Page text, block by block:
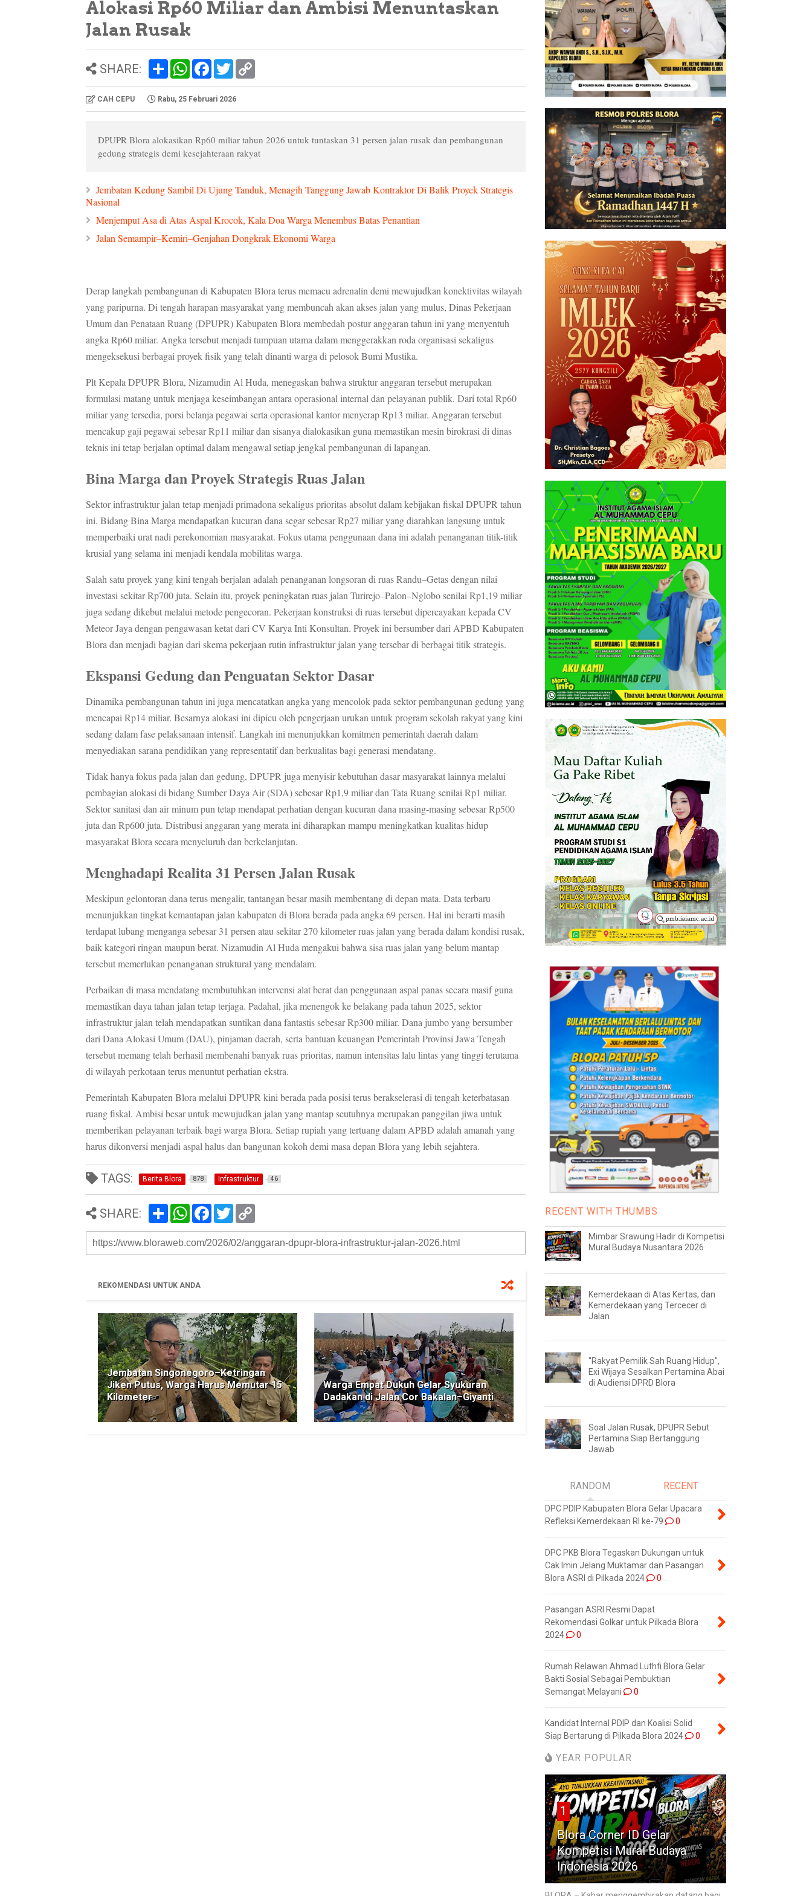
Alokasi Rp60 Miliar dan Ambisi Menuntaskan
Jalan Rusak
SHARE:
e
W
s
A
b
o
t
e
i
CAH CEPU Rabu, 25 Februari 2026
DPUPR Blora alokasikan Rp60 miliar tahun 2026 untuk tuntaskan 31 persen jalan rusak dan pembangunan
gedung strategis demi kesejahteraan rakyat
Jembatan Kedung Sambil Di Ujung Tanduk, Menagih Tanggung Jawab Kontraktor Di Balik Proyek Strategis
Nasional
Menjemput Asa di Atas Aspal Krocok, Kala Doa Warga Menembus Batas Penantian
Jalan Semampir–Kemiri–Genjahan Dongkrak Ekonomi Warga
Derap langkah pembangunan di Kabupaten Blora terus memacu adrenalin demi mewujudkan konektivitas wilayah
yang paripurna. Di tengah harapan masyarakat yang membuncah akan akses jalan yang mulus, Dinas Pekerjaan
Umum dan Penataan Ruang (DPUPR) Kabupaten Blora membedah postur anggaran tahun ini yang menyentuh
angka Rp60 miliar. Angka tersebut menjadi tumpuan utama dalam menggerakkan roda organisasi sekaligus
mengeksekusi berbagai proyek fisik yang telah dinanti warga di pelosok Bumi Mustika.
Plt Kepala DPUPR Blora, Nizamudin Al Huda, menegaskan bahwa struktur anggaran tersebut merupakan
formulasi matang untuk menjaga keseimbangan antara operasional internal dan pelayanan publik. Dari total Rp60
miliar yang tersedia, porsi belanja pegawai serta operasional kantor menyerap Rp13 miliar. Anggaran tersebut
mencakup gaji pegawai sebesar Rp11 miliar dan sisanya dialokasikan guna memastikan mesin birokrasi di dinas
teknis ini tetap berjalan optimal dalam mengawal setiap jengkal pembangunan di lapangan.
Bina Marga dan Proyek Strategis Ruas Jalan
Sektor infrastruktur jalan tetap menjadi primadona sekaligus prioritas absolut dalam kebijakan fiskal DPUPR tahun
ini. Bidang Bina Marga mendapatkan kucuran dana segar sebesar Rp27 miliar yang diarahkan langsung untuk
memperbaiki urat nadi perekonomian masyarakat. Fokus utama penggunaan dana ini adalah penanganan titik-titik
krusial yang selama ini menjadi kendala mobilitas warga.
Salah satu proyek yang kini tengah berjalan adalah penanganan longsoran di ruas Randu–Getas dengan nilai
investasi sekitar Rp700 juta. Selain itu, proyek peningkatan ruas jalan Turirejo–Palon–Nglobo senilai Rp1,19 miliar
juga sedang dikebut melalui metode pengecoran. Pekerjaan konstruksi di ruas tersebut dipercayakan kepada CV
Meteor Jaya dengan pengawasan ketat dari CV Karya Inti Konsultan. Proyek ini bersumber dari APBD Kabupaten
Blora dan menjadi bagian dari skema pekerjaan rutin infrastruktur jalan yang tersebar di berbagai titik strategis.
Ekspansi Gedung dan Penguatan Sektor Dasar
Dinamika pembangunan tahun ini juga mencatatkan angka yang mencolok pada sektor pembangunan gedung yang
mencapai Rp14 miliar. Besarnya alokasi ini dipicu oleh pengerjaan urukan untuk program sekolah rakyat yang kini
sedang dalam fase pelaksanaan intensif. Langkah ini menunjukkan komitmen pemerintah daerah dalam
menyediakan sarana pendidikan yang representatif dan berkualitas bagi generasi mendatang.
Tidak hanya fokus pada jalan dan gedung, DPUPR juga menyisir kebutuhan dasar masyarakat lainnya melalui
pembagian alokasi di bidang Sumber Daya Air (SDA) sebesar Rp1,9 miliar dan Tata Ruang senilai Rp1 miliar.
Sektor sanitasi dan air minum pun tetap mendapat perhatian dengan kucuran dana masing-masing sebesar Rp500
juta dan Rp600 juta. Distribusi anggaran yang merata ini diharapkan mampu meningkatkan kualitas hidup
masyarakat Blora secara menyeluruh dan berkelanjutan.
Menghadapi Realita 31 Persen Jalan Rusak
Meskipun gelontoran dana terus mengalir, tantangan besar masih membentang di depan mata. Data terbaru
menunjukkan tingkat kemantapan jalan kabupaten di Blora berada pada angka 69 persen. Hal ini berarti masih
terdapat lubang menganga sebesar 31 persen atau sekitar 270 kilometer ruas jalan yang berada dalam kondisi rusak,
baik kategori ringan maupun berat. Nizamudin Al Huda mengakui bahwa sisa ruas jalan yang belum mantap
tersebut memerlukan penanganan struktural yang mendalam.
Perbaikan di masa mendatang membutuhkan intervensi alat berat dan penggunaan aspal panas secara masif guna
memastikan daya tahan jalan tetap terjaga. Padahal, jika menengok ke belakang pada tahun 2025, sektor
infrastruktur jalan telah mendapatkan suntikan dana fantastis sebesar Rp300 miliar. Dana jumbo yang bersumber
dari Dana Alokasi Umum (DAU), pinjaman daerah, serta bantuan keuangan Pemerintah Provinsi Jawa Tengah
tersebut memang telah berhasil membenahi banyak ruas prioritas, namun intensitas lalu lintas yang tinggi terutama
di wilayah perkotaan terus menuntut perhatian ekstra.
Pemerintah Kabupaten Blora melalui DPUPR kini berada pada posisi terus berakselerasi di tengah keterbatasan
ruang fiskal. Ambisi besar untuk mewujudkan jalan yang mantap seutuhnya merupakan panggilan jiwa untuk
memberikan pelayanan terbaik bagi warga Blora. Setiap rupiah yang tertuang dalam APBD adalah amanah yang
harus dikonversi menjadi aspal halus dan bangunan kokoh demi masa depan Blora yang lebih sejahtera.
TAGS: Berita Blora 878 Infrastruktur 46
SHARE:
e
W
s
A
e
b
o
t
t
e
L
i
REKOMENDASI UNTUK ANDA
Jembatan Singonegoro–Ketringan
Jiken Putus, Warga Harus Memutar 15
Kilometer
Warga Empat Dukuh Gelar Syukuran
Dadakan di Jalan Cor Bakalan–Giyanti
RECENT WITH THUMBS
Mimbar Srawung Hadir di Kompetisi
Mural Budaya Nusantara 2026
Kemerdekaan di Atas Kertas, dan
Kemerdekaan yang Tercecer di
Jalan
"Rakyat Pemilik Sah Ruang Hidup",
Exi Wijaya Sesalkan Pertamina Abai
di Audiensi DPRD Blora
Soal Jalan Rusak, DPUPR Sebut
Pertamina Siap Bertanggung
Jawab
RANDOM RECENT
DPC PDIP Kabupaten Blora Gelar Upacara
Refleksi Kemerdekaan RI ke-79
0
DPC PKB Blora Tegaskan Dukungan untuk
Cak Imin Jelang Muktamar dan Pasangan
Blora ASRI di Pilkada 2024
0
Pasangan ASRI Resmi Dapat
Rekomendasi Golkar untuk Pilkada Blora
2024
0
Rumah Relawan Ahmad Luthfi Blora Gelar
Bakti Sosial Sebagai Pembuktian
Semangat Melayani
0
Kandidat Internal PDIP dan Koalisi Solid
Siap Bertarung di Pilkada Blora 2024
0
YEAR POPULAR
1
Blora Corner ID Gelar
Kompetisi Mural Budaya
Indonesia 2026